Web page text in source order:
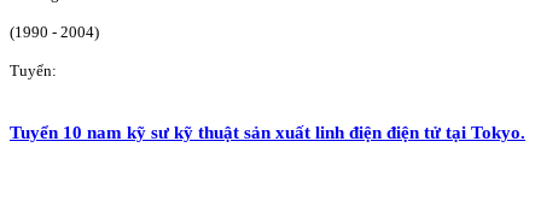
(1990 - 2004)
Tuyển:
Tuyển 10 nam kỹ sư kỹ thuật sản xuất linh điện điện tử tại Tokyo.